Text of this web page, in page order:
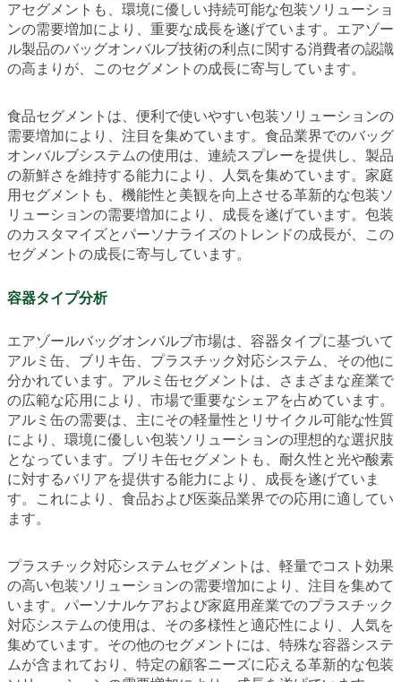
アセグメントも、環境に優しい持続可能な包装ソリューショ
ンの需要増加により、重要な成長を遂げています。エアゾー
ル製品のバッグオンバルブ技術の利点に関する消費者の認識
の高まりが、このセグメントの成長に寄与しています。
食品セグメントは、便利で使いやすい包装ソリューションの
需要増加により、注目を集めています。食品業界でのバッグ
オンバルブシステムの使用は、連続スプレーを提供し、製品
の新鮮さを維持する能力により、人気を集めています。家庭
用セグメントも、機能性と美観を向上させる革新的な包装ソ
リューションの需要増加により、成長を遂げています。包装
のカスタマイズとパーソナライズのトレンドの成長が、この
セグメントの成長に寄与しています。
容器タイプ分析
エアゾールバッグオンバルブ市場は、容器タイプに基づいて
アルミ缶、ブリキ缶、プラスチック対応システム、その他に
分かれています。アルミ缶セグメントは、さまざまな産業で
の広範な応用により、市場で重要なシェアを占めています。
アルミ缶の需要は、主にその軽量性とリサイクル可能な性質
により、環境に優しい包装ソリューションの理想的な選択肢
となっています。ブリキ缶セグメントも、耐久性と光や酸素
に対するバリアを提供する能力により、成長を遂げていま
す。これにより、食品および医薬品業界での応用に適してい
ます。
プラスチック対応システムセグメントは、軽量でコスト効果
の高い包装ソリューションの需要増加により、注目を集めて
います。パーソナルケアおよび家庭用産業でのプラスチック
対応システムの使用は、その多様性と適応性により、人気を
集めています。その他のセグメントには、特殊な容器システ
ムが含まれており、特定の顧客ニーズに応える革新的な包装